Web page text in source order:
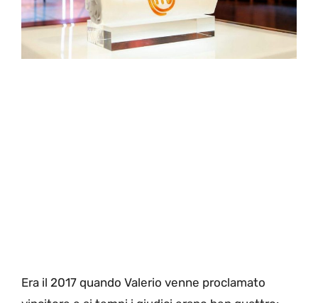
Era il 2017 quando Valerio venne proclamato